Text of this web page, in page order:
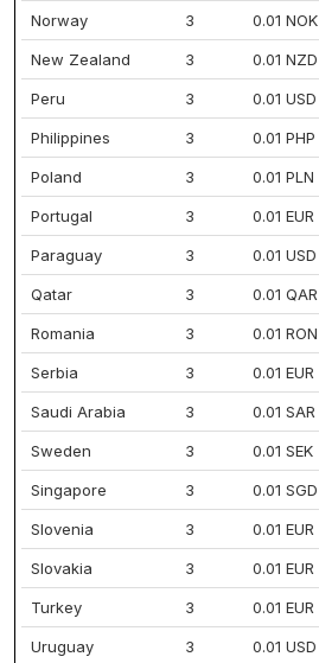
Norway 3 0.01 NOK
New Zealand 3 0.01 NZD
Peru 3 0.01 USD
Philippines 3 0.01 PHP
Poland 3 0.01 PLN
Portugal 3 0.01 EUR
Paraguay 3 0.01 USD
Qatar 3 0.01 QAR
Romania 3 0.01 RON
Serbia 3 0.01 EUR
Saudi Arabia 3 0.01 SAR
Sweden 3 0.01 SEK
Singapore 3 0.01 SGD
Slovenia 3 0.01 EUR
Slovakia 3 0.01 EUR
Turkey 3 0.01 EUR
Uruguay 3 0.01 USD